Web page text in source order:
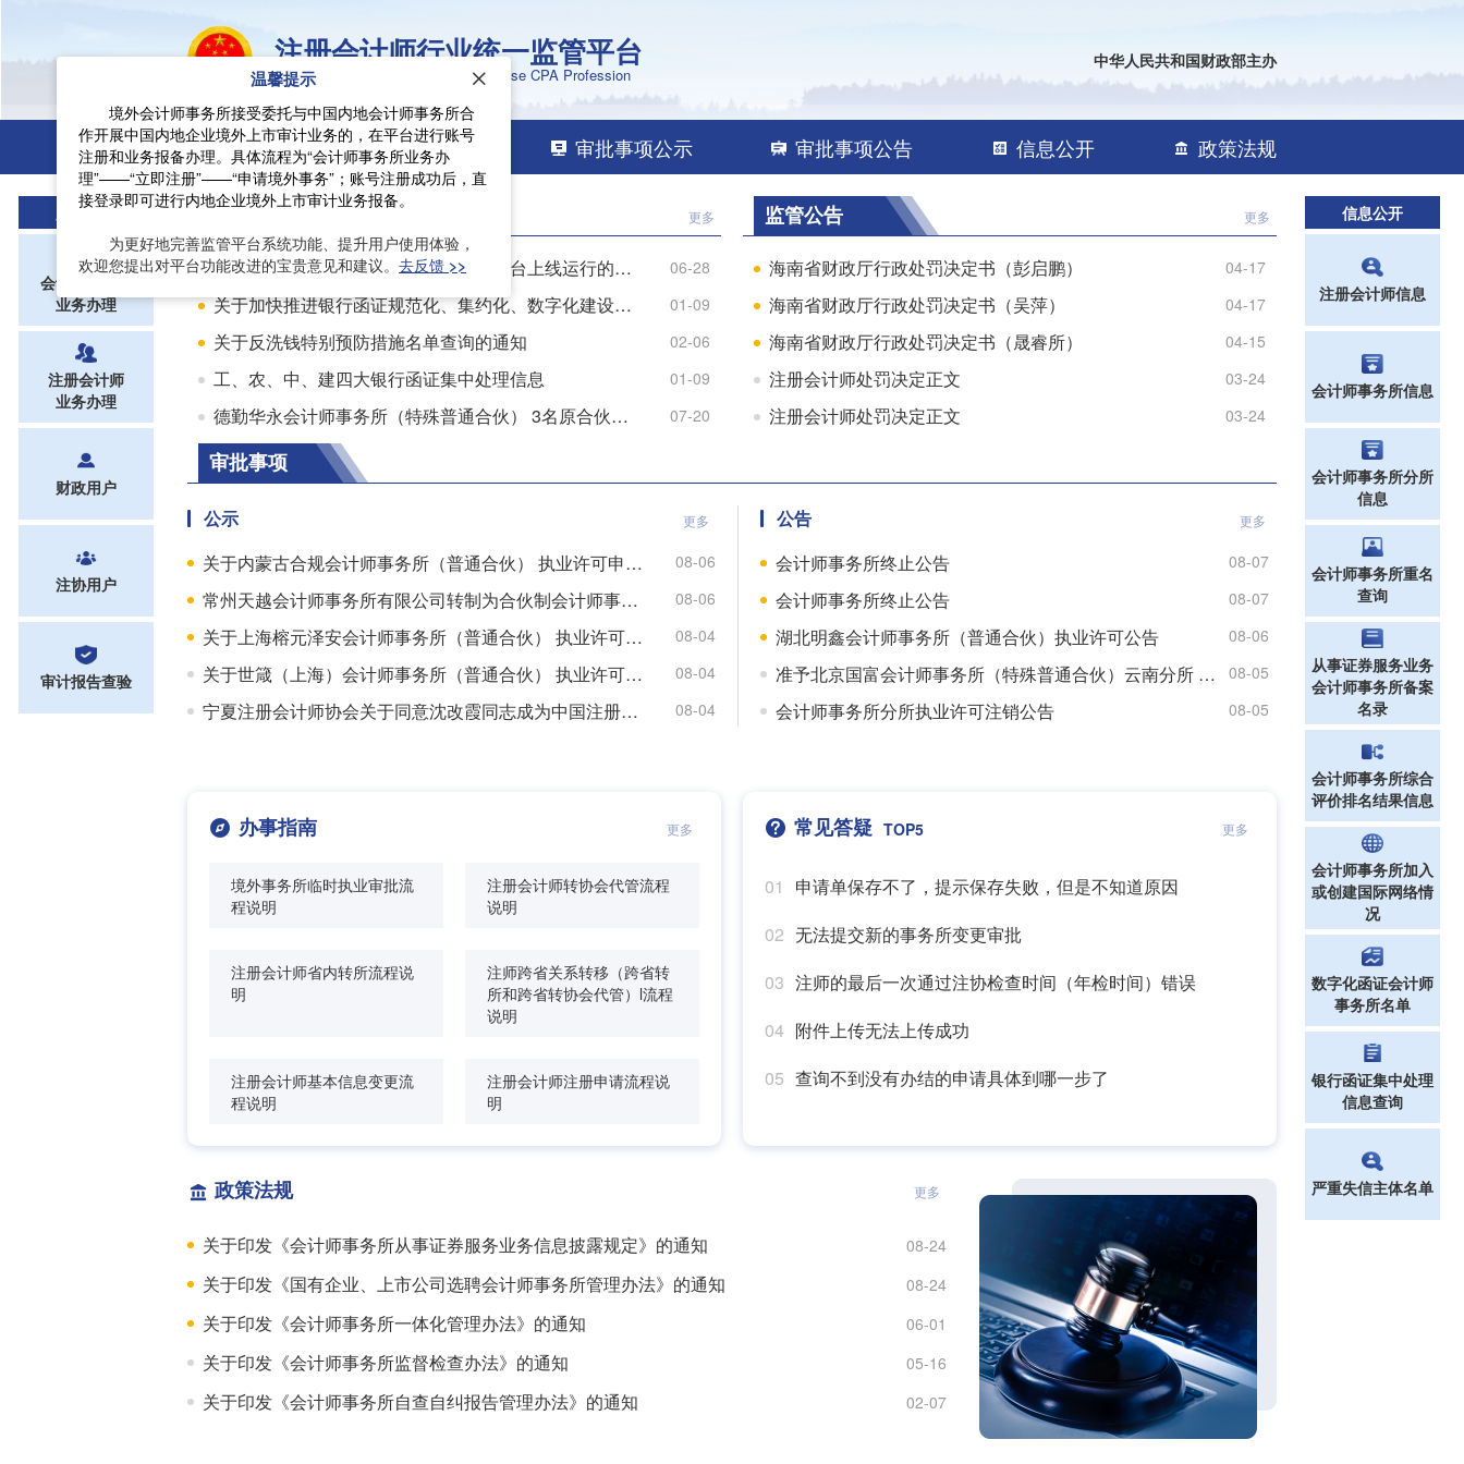
注册会计师行业统一监管平台
Unified Supervision Platform of Chinese CPA Profession
中华人民共和国财政部主办
动态信息 监管公告 审批事项公示 审批事项公告 信息公开 政策法规
动态信息 更多
财政部关于注册会计师行业统一监管平台上线运行的通知 06-28
关于加快推进银行函证规范化、集约化、数字化建设的通知 01-09
关于反洗钱特别预防措施名单查询的通知 02-06
工、农、中、建四大银行函证集中处理信息 01-09
德勤华永会计师事务所（特殊普通合伙） 3名原合伙人退伙 07-20
监管公告 更多
海南省财政厅行政处罚决定书（彭启鹏） 04-17
海南省财政厅行政处罚决定书（吴萍） 04-17
海南省财政厅行政处罚决定书（晟睿所） 04-15
注册会计师处罚决定正文 03-24
注册会计师处罚决定正文 03-24
审批事项
公示 更多
关于内蒙古合规会计师事务所（普通合伙） 执业许可申请的公示 08-06
常州天越会计师事务所有限公司转制为合伙制会计师事务所的公示 08-06
关于上海榕元泽安会计师事务所（普通合伙） 执业许可申请的公示 08-04
关于世箴（上海）会计师事务所（普通合伙） 执业许可申请的公示 08-04
宁夏注册会计师协会关于同意沈改霞同志成为中国注册会计师的通知 08-04
公告 更多
会计师事务所终止公告 08-07
会计师事务所终止公告 08-07
湖北明鑫会计师事务所（普通合伙）执业许可公告 08-06
准予北京国富会计师事务所（特殊普通合伙）云南分所 执业许可公告 08-05
会计师事务所分所执业许可注销公告 08-05
用户入口
会计师事务所
业务办理
注册会计师
业务办理
财政用户
注协用户
审计报告查验
信息公开
注册会计师信息
会计师事务所信息
会计师事务所分所
信息
会计师事务所重名
查询
从事证券服务业务
会计师事务所备案
名录
会计师事务所综合
评价排名结果信息
会计师事务所加入
或创建国际网络情
况
数字化函证会计师
事务所名单
银行函证集中处理
信息查询
严重失信主体名单
办事指南 更多
境外事务所临时执业审批流
程说明
注册会计师转协会代管流程
说明
注册会计师省内转所流程说
明
注师跨省关系转移（跨省转
所和跨省转协会代管）l流程
说明
注册会计师基本信息变更流
程说明
注册会计师注册申请流程说
明
常见答疑 TOP5 更多
01
申请单保存不了，提示保存失败，但是不知道原因
02 无法提交新的事务所变更审批
03 注师的最后一次通过注协检查时间（年检时间）错误
04 附件上传无法上传成功
05 查询不到没有办结的申请具体到哪一步了
政策法规 更多
关于印发《会计师事务所从事证券服务业务信息披露规定》的通知 08-24
​关于印发《国有企业、上市公司选聘会计师事务所管理办法》的通知 08-24
关于印发《会计师事务所一体化管理办法》的通知 06-01
关于印发《会计师事务所监督检查办法》的通知 05-16
关于印发《会计师事务所自查自纠报告管理办法》的通知 02-07
温馨提示
作开展中国内地企业境外上市审计业务的，在平台进行账号
注册和业务报备办理。具体流程为“会计师事务所业务办
理”——“立即注册”——“申请境外事务”；账号注册成功后，直
接登录即可进行内地企业境外上市审计业务报备。
欢迎您提出对平台功能改进的宝贵意见和建议。去反馈 >>